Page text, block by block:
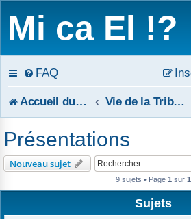
Mi ca El !?
FAQ
Accueil du forum Vie de la Tribune
Présentations
Nouveau sujet
9 sujets • Page 1 sur 1
Sujets